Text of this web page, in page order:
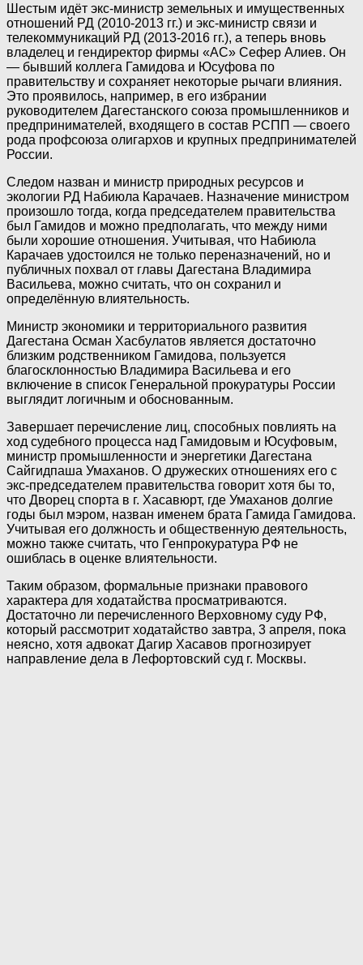
Шестым идёт экс-министр земельных и имущественных
отношений РД (2010-2013 гг.) и экс-министр связи и
телекоммуникаций РД (2013-2016 гг.), а теперь вновь
владелец и гендиректор фирмы «АС» Сефер Алиев. Он
— бывший коллега Гамидова и Юсуфова по
правительству и сохраняет некоторые рычаги влияния.
Это проявилось, например, в его избрании
руководителем Дагестанского союза промышленников и
предпринимателей, входящего в состав РСПП — своего
рода профсоюза олигархов и крупных предпринимателей
России.
Следом назван и министр природных ресурсов и
экологии РД Набиюла Карачаев. Назначение министром
произошло тогда, когда председателем правительства
был Гамидов и можно предполагать, что между ними
были хорошие отношения. Учитывая, что Набиюла
Карачаев удостоился не только переназначений, но и
публичных похвал от главы Дагестана Владимира
Васильева, можно считать, что он сохранил и
определённую влиятельность.
Министр экономики и территориального развития
Дагестана Осман Хасбулатов является достаточно
близким родственником Гамидова, пользуется
благосклонностью Владимира Васильева и его
включение в список Генеральной прокуратуры России
выглядит логичным и обоснованным.
Завершает перечисление лиц, способных повлиять на
ход судебного процесса над Гамидовым и Юсуфовым,
министр промышленности и энергетики Дагестана
Сайгидпаша Умаханов. О дружеских отношениях его с
экс-председателем правительства говорит хотя бы то,
что Дворец спорта в г. Хасавюрт, где Умаханов долгие
годы был мэром, назван именем брата Гамида Гамидова.
Учитывая его должность и общественную деятельность,
можно также считать, что Генпрокуратура РФ не
ошиблась в оценке влиятельности.
Таким образом, формальные признаки правового
характера для ходатайства просматриваются.
Достаточно ли перечисленного Верховному суду РФ,
который рассмотрит ходатайство завтра, 3 апреля, пока
неясно, хотя адвокат Дагир Хасавов прогнозирует
направление дела в Лефортовский суд г. Москвы.